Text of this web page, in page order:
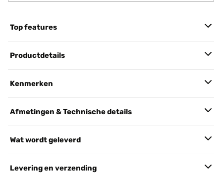
Top features
Productdetails
Kenmerken
Afmetingen & Technische details
Wat wordt geleverd
Levering en verzending